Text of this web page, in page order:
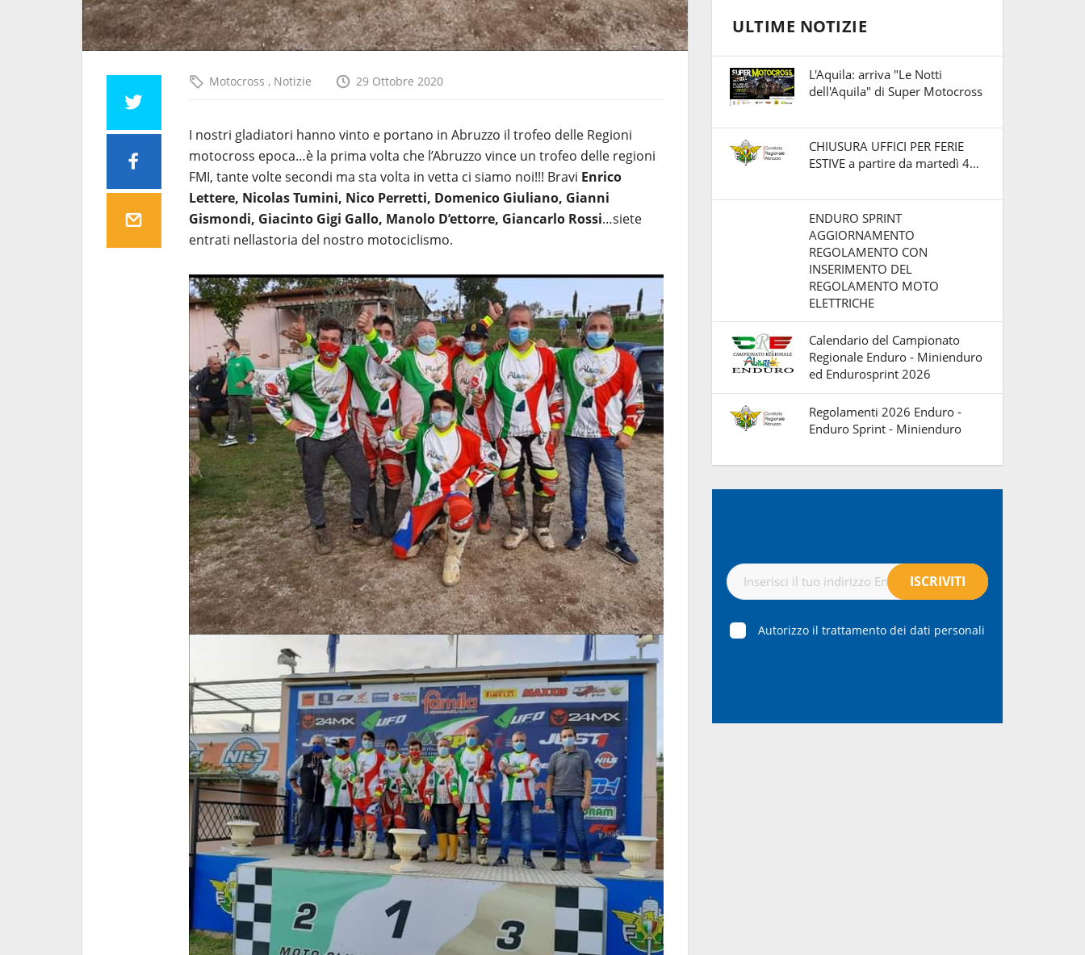
Motocross , Notizie 29 Ottobre 2020
I nostri gladiatori hanno vinto e portano in Abruzzo il trofeo delle Regioni
motocross epoca…è la prima volta che l’Abruzzo vince un trofeo delle regioni
FMI, tante volte secondi ma sta volta in vetta ci siamo noi!!! Bravi Enrico
Lettere, Nicolas Tumini, Nico Perretti, Domenico Giuliano, Gianni
Gismondi, Giacinto Gigi Gallo, Manolo D’ettorre, Giancarlo Rossi…siete
entrati nellastoria del nostro motociclismo.
ULTIME NOTIZIE
L'Aquila: arriva "Le Notti
dell'Aquila" di Super Motocross
CHIUSURA UFFICI PER FERIE
ESTIVE a partire da martedì 4…
ENDURO SPRINT
AGGIORNAMENTO
REGOLAMENTO CON
INSERIMENTO DEL
REGOLAMENTO MOTO
ELETTRICHE
Calendario del Campionato
Regionale Enduro - Minienduro
ed Endurosprint 2026
Regolamenti 2026 Enduro -
Enduro Sprint - Minienduro
Autorizzo il trattamento dei dati personali